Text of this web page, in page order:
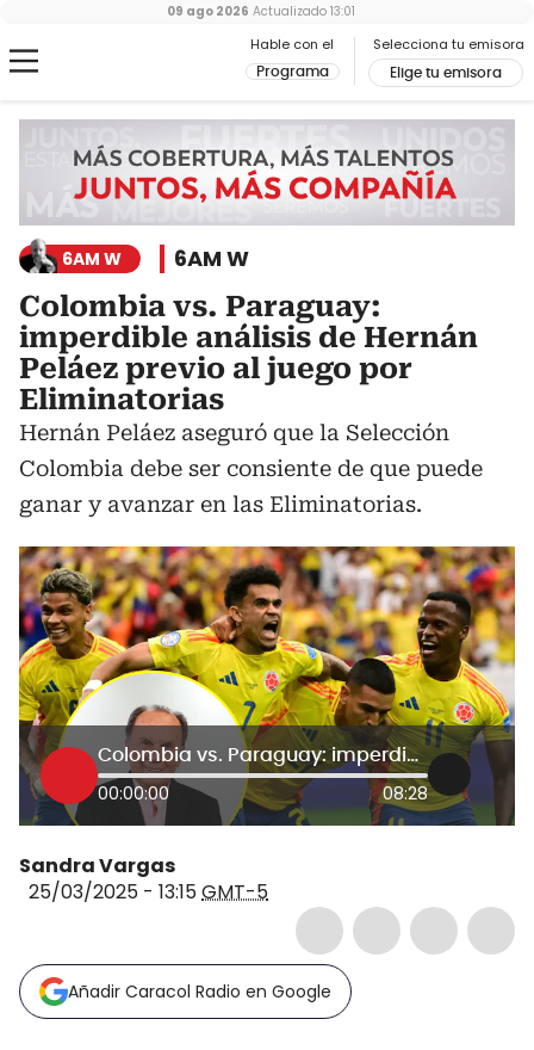
Hable con el
Programa
Selecciona tu emisora
Elige tu emisora
09 ago 2026 Actualizado 13:01
6AM W 6AM W
Colombia vs. Paraguay:
imperdible análisis de Hernán
Peláez previo al juego por
Eliminatorias
Hernán Peláez aseguró que la Selección
Colombia debe ser consiente de que puede
ganar y avanzar en las Eliminatorias.
Colombia vs. Paraguay: imperdible análisis de Hernán Peláez previo al juego por Eliminatorias
00:00:00 08:28
Sandra Vargas
25/03/2025 - 13:15GMT-5
Añadir Caracol Radio en Google